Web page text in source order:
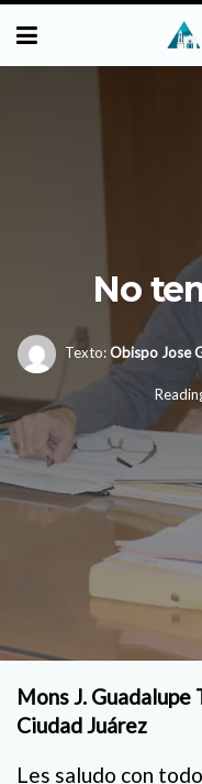
No
Texto: Obispo Jose
Mons J.
Ciudad Juárez
Les saludo con